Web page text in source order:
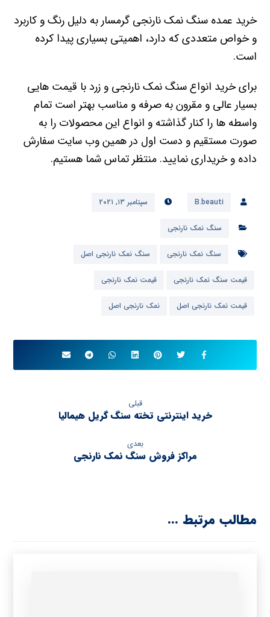
خرید عمده سنگ نمک نارنجی گرمسار به دلیل رنگ و کاربرد
و خواص متعددی که دارد، اهمیتی بسیاری پیدا کرده
است.
برای خرید انواع سنگ نمک نارنجی و زرد با قیمت هایی
بسیار عالی و مقرون به صرفه و مناسب بهتر است تمام
واسطه ها را کنار گذاشته و انواع این محصولات را به
صورت مستقیم و دست اول در همین وب سایت سفارش
داده و خریداری نمایید. منتظر تماس شما هستیم.
B.beauti سپتامبر ۱۳, ۲۰۲۱
سنگ نمک نارنجی
سنگ نمک نارنجی سنگ نمک نارنجی اصل
قیمت سنگ نمک نارنجی قیمت نمک نارنجی
قیمت نمک نارنجی اصل نمک نارنجی اصل
قبلی
خرید اینترنتی تخته سنگ گریل هیمالیا
بعدی
مراکز فروش سنگ نمک نارنجی
مطالب مرتبط ...